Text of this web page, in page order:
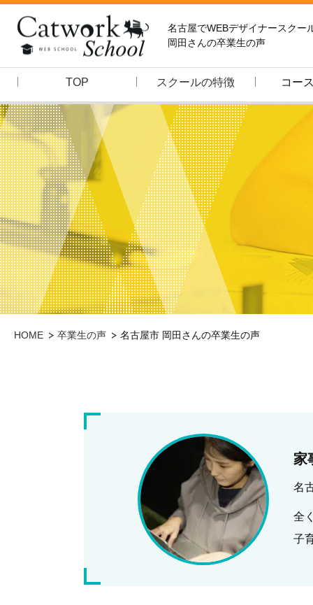
名古屋でWEBデザイナースクー
岡田さんの卒業生の声
TOP スクールの特徴 コー
HOME 卒業生の声 名古屋市 岡田さんの卒業生の声
家
名
全
子
スクールの特徴
ウェブデザイナーコース
フロントエンジニアコース
ウェブクリエイターコース
よくある質問
卒業生の声
ブログ
お問合わせ